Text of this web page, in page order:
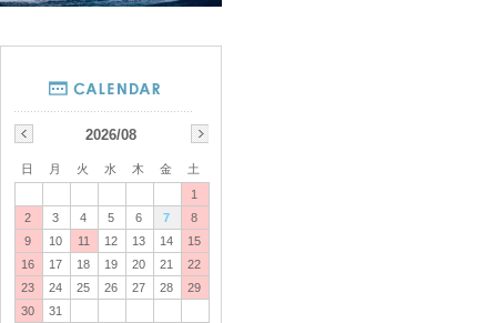
2026/08
日 月 火 水 木 金
土
1
2
3 4 5 6 7
8
9
10 11 12 13 14
15
16
17 18 19 20 21
22
23
24 25 26 27 28
29
30
31